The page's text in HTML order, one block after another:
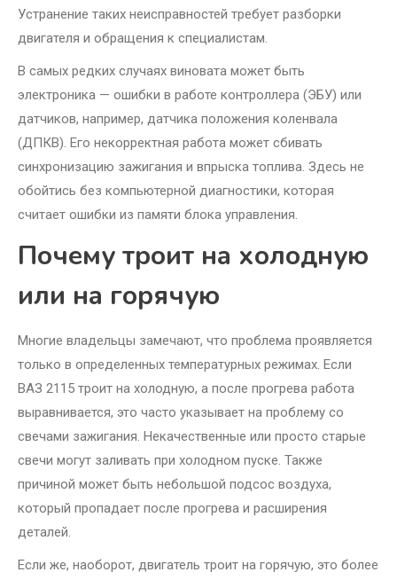
Устранение таких неисправностей требует разборки
двигателя и обращения к специалистам.
В самых редких случаях виновата может быть
электроника — ошибки в работе контроллера (ЭБУ) или
датчиков, например, датчика положения коленвала
(ДПКВ). Его некорректная работа может сбивать
синхронизацию зажигания и впрыска топлива. Здесь не
обойтись без компьютерной диагностики, которая
считает ошибки из памяти блока управления.
Почему троит на холодную
или на горячую
Многие владельцы замечают, что проблема проявляется
только в определенных температурных режимах. Если
ВАЗ 2115 троит на холодную, а после прогрева работа
выравнивается, это часто указывает на проблему со
свечами зажигания. Некачественные или просто старые
свечи могут заливать при холодном пуске. Также
причиной может быть небольшой подсос воздуха,
который пропадает после прогрева и расширения
деталей.
Если же, наоборот, двигатель троит на горячую, это более